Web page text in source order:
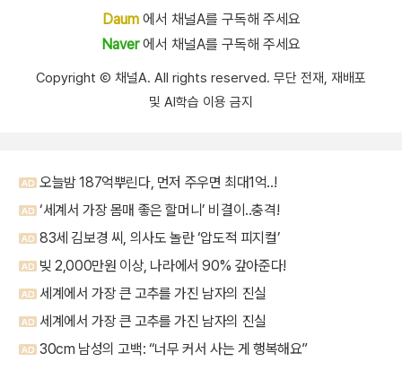
Daum에서 채널A를 구독해 주세요
Naver에서 채널A를 구독해 주세요
Copyright Ⓒ 채널A. All rights reserved. 무단 전재, 재배포
및 AI학습 이용 금지